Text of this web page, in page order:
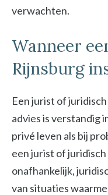
verwachten.
Wanneer
Rijnsburg
Een jurist of
advies is verstandig
privé leven als bij
een jurist of
onafhankelijk,
van situaties